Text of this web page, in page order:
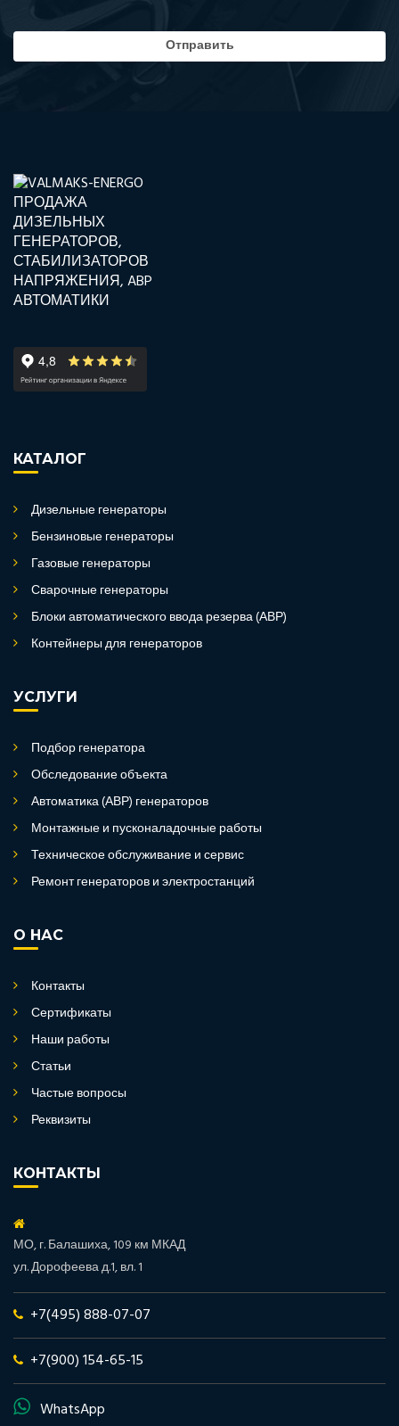
КАТАЛОГ
Дизельные генераторы
Бензиновые генераторы
Газовые генераторы
Сварочные генераторы
Блоки автоматического ввода резерва (АВР)
Контейнеры для генераторов
УСЛУГИ
Подбор генератора
Обследование объекта
Автоматика (АВР) генераторов
Монтажные и пусконаладочные работы
Техническое обслуживание и сервис
Ремонт генераторов и электростанций
О НАС
Контакты
Сертификаты
Наши работы
Статьи
Частые вопросы
Реквизиты
КОНТАКТЫ
МО, г. Балашиха, 109 км МКАД
ул. Дорофеева д.1, вл. 1
+7(495) 888-07-07
+7(900) 154-65-15
WhatsApp